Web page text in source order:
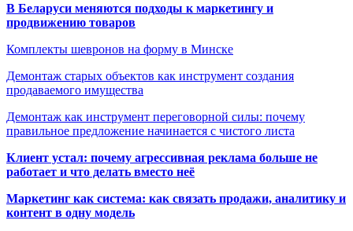
В Беларуси меняются подходы к маркетингу и
продвижению товаров
Комплекты шевронов на форму в Минске
Демонтаж старых объектов как инструмент создания
продаваемого имущества
Демонтаж как инструмент переговорной силы: почему
правильное предложение начинается с чистого листа
Клиент устал: почему агрессивная реклама больше не
работает и что делать вместо неё
Маркетинг как система: как связать продажи, аналитику и
контент в одну модель